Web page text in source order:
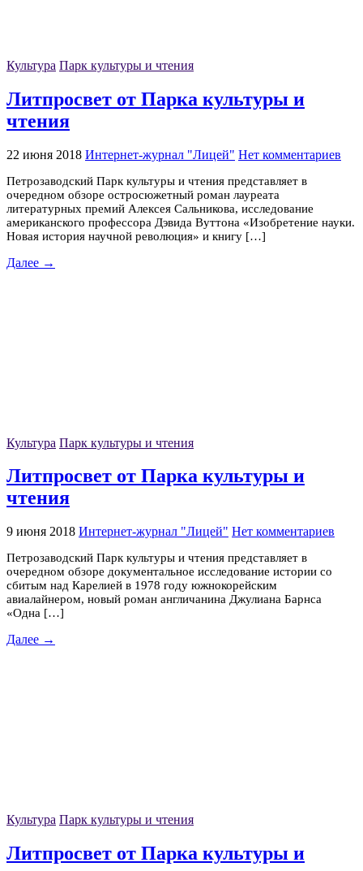
Культура Парк культуры и чтения
Литпросвет от Парка культуры и
чтения
22 июня 2018 Интернет-журнал "Лицей" Нет комментариев
Петрозаводский Парк культуры и чтения представляет в
очередном обзоре остросюжетный роман лауреата
литературных премий Алексея Сальникова, исследование
американского профессора Дэвида Вуттона «Изобретение науки.
Новая история научной революция» и книгу […]
Далее →
Культура Парк культуры и чтения
Литпросвет от Парка культуры и
чтения
9 июня 2018 Интернет-журнал "Лицей" Нет комментариев
Петрозаводский Парк культуры и чтения представляет в
очередном обзоре документальное исследование истории со
сбитым над Карелией в 1978 году южнокорейским
авиалайнером, новый роман англичанина Джулиана Барнса
«Одна […]
Далее →
Культура Парк культуры и чтения
Литпросвет от Парка культуры и